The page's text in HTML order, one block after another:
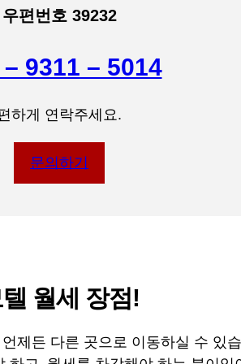
우편번호 39232
9311 – 5014
하게 연락주세요.
문의하기
월세 장점!
제든 다른 곳으로 이동하실 수 있